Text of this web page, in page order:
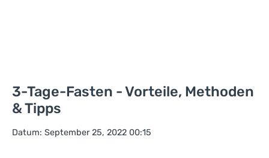
3-Tage-Fasten - Vorteile, Methoden
& Tipps
Datum: September 25, 2022 00:15